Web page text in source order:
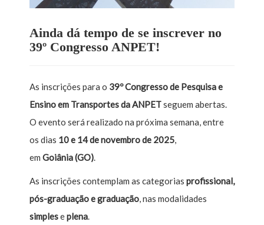
Ainda dá tempo de se inscrever no
39º Congresso ANPET!
As inscrições para o 39º Congresso de Pesquisa e
Ensino em Transportes da ANPETseguem abertas.
O evento será realizado na próxima semana, entre
os dias 10 e 14 de novembro de 2025,
em Goiânia (GO).
As inscrições contemplam as categorias profissional,
pós-graduação e graduação, nas modalidades
simpleseplena.